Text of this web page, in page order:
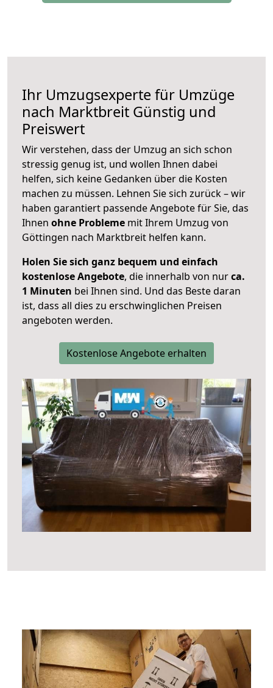
Ihr Umzugsexperte für Umzüge
nach Marktbreit Günstig und
Preiswert
Wir verstehen, dass der Umzug an sich schon
stressig genug ist, und wollen Ihnen dabei
helfen, sich keine Gedanken über die Kosten
machen zu müssen. Lehnen Sie sich zurück – wir
haben garantiert passende Angebote für Sie, das
Ihnen ohne Probleme mit Ihrem Umzug von
Göttingen nach Marktbreit helfen kann.
Holen Sie sich ganz bequem und einfach
kostenlose Angebote, die innerhalb von nurca.
1 Minuten bei Ihnen sind. Und das Beste daran
ist, dass all dies zu erschwinglichen Preisen
angeboten werden.
Kostenlose Angebote erhalten